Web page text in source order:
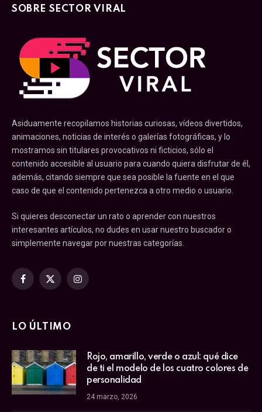
SOBRE SECTOR VIRAL
Asiduamente recopilamos historias curiosas, vídeos divertidos,
animaciones, noticias de interés o galerías fotográficas, y lo
mostramos sin titulares provocativos ni ficticios, sólo el
contenido accesible al usuario para cuando quiera disfrutar de él,
además, citando siempre que sea posible la fuente en el que
caso de que el contenido pertenezca a otro medio o usuario.
Si quieres desconectar un rato o aprender con nuestros
interesantes artículos, no dudes en usar nuestro buscador o
simplemente navegar por nuestras categorías.
Facebook
X
Instagram
LO ÚLTIMO
Rojo, amarillo, verde o azul: qué dice
de ti el modelo de los cuatro colores de
personalidad
24 marzo, 2026